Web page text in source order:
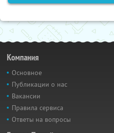
Компания
Основное
Публикации о нас
Вакансии
Правила сервиса
Ответы на вопросы